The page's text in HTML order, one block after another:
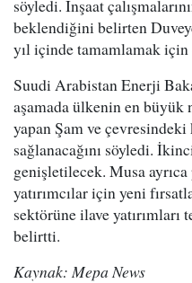
söyledi. İnşaat
beklendiğini belirten
yıl içinde tamamlamak için
Suudi Arabistan Enerji
aşamada ülkenin en
yapan Şam ve
sağlanacağını söyledi.
genişletilecek. Musa
yatırımcılar için yeni
sektörüne ilave
belirtti.
Kaynak: Mepa News